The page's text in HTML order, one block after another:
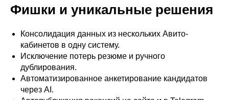
Фишки и уникальные решения
Консолидация данных из нескольких Авито-
кабинетов в одну систему.
Исключение потерь резюме и ручного
дублирования.
Автоматизированное анкетирование кандидатов
через AI.